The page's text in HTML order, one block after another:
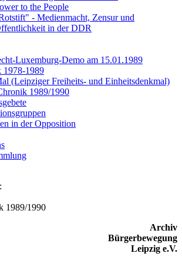
to the People
- Medienmacht, Zensur und
in der DDR
Luxemburg-Demo am 15.01.1989
1978-1989
(Leipziger Freiheits- und Einheitsdenkmal)
1989/1990
in der Opposition
1989/1990
Archiv
Bürgerbewegung
Leipzig e.V.